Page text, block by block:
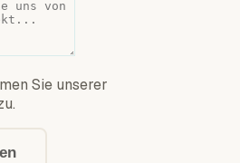
Sie unserer